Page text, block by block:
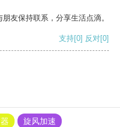
友保持联系，分享生活点滴。
支持[0] 反对[0]
旋风加速